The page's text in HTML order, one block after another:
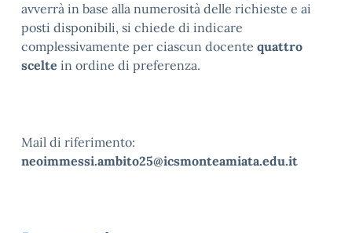
avverrà in base alla numerosità delle richieste e ai
posti disponibili, si chiede di indicare
complessivamente per ciascun docente quattro
scelte in ordine di preferenza.
Mail di riferimento:
neoimmessi.ambito25@icsmonteamiata.edu.it